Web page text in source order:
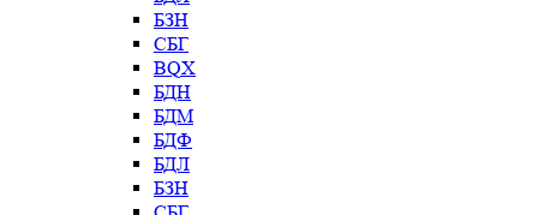
БЗН
СБГ
BQX
БДН
БДМ
БДФ
БДЛ
БЗН